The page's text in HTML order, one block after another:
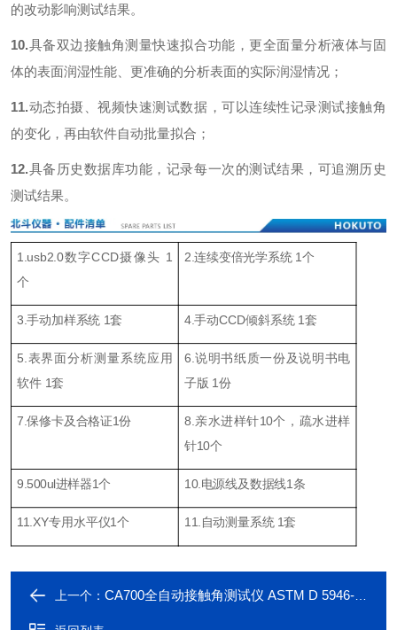
的改动影响测试结果。
10.具备双边接触角测量快速拟合功能，更全面量分析液体与固
体的表面润湿性能、更准确的分析表面的实际润湿情况；
11.动态拍摄、视频快速测试数据，可以连续性记录测试接触角
的变化，再由软件自动批量拟合；
12.具备历史数据库功能，记录每一次的测试结果，可追溯历史
测试结果。
1.usb2.0数字CCD摄像头 1
个
2.连续变倍光学系统 1个
3.手动加样系统 1套 4.手动CCD倾斜系统 1套
5.表界面分析测量系统应用
软件 1套
6.说明书纸质一份及说明书电
子版 1份
7.保修卡及合格证1份
8.亲水进样针10个，疏水进样
针10个
9.500ul进样器1个 10.电源线及数据线1条
11.XY专用水平仪1个 11.自动测量系统 1套
上一个： CA700全自动接触角测试仪 ASTM D 5946-2009标准